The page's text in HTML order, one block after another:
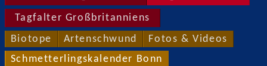
Tagfalter Großbritanniens
Biotope Artenschwund Fotos & Videos
Schmetterlingskalender Bonn